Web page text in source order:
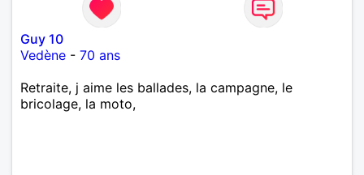
Guy 10
Vedène - 70 ans
Retraite, j aime les ballades, la campagne, le
bricolage, la moto,